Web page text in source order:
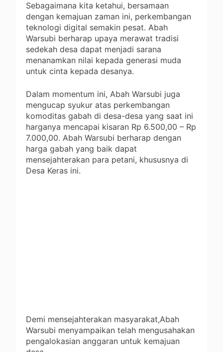
Sebagaimana kita ketahui, bersamaan
dengan kemajuan zaman ini, perkembangan
teknologi digital semakin pesat. Abah
Warsubi berharap upaya merawat tradisi
sedekah desa dapat menjadi sarana
menanamkan nilai kepada generasi muda
untuk cinta kepada desanya.
Dalam momentum ini, Abah Warsubi juga
mengucap syukur atas perkembangan
komoditas gabah di desa-desa yang saat ini
harganya mencapai kisaran Rp 6.500,00 – Rp
7.000,00. Abah Warsubi berharap dengan
harga gabah yang baik dapat
mensejahterakan para petani, khususnya di
Desa Keras ini.
Demi mensejahterakan masyarakat,Abah
Warsubi menyampaikan telah mengusahakan
pengalokasian anggaran untuk kemajuan